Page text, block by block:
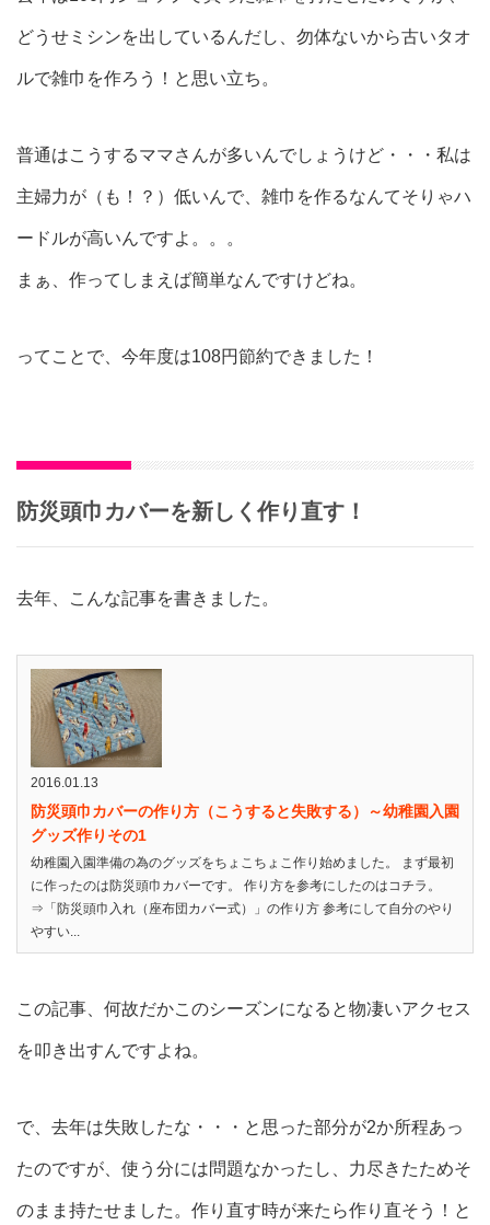
どうせミシンを出しているんだし、勿体ないから古いタオ
ルで雑巾を作ろう！と思い立ち。
普通はこうするママさんが多いんでしょうけど・・・私は
主婦力が（も！？）低いんで、雑巾を作るなんてそりゃハ
ードルが高いんですよ。。。
まぁ、作ってしまえば簡単なんですけどね。
ってことで、今年度は108円節約できました！
防災頭巾カバーを新しく作り直す！
去年、こんな記事を書きました。
2016.01.13
防災頭巾カバーの作り方（こうすると失敗する）～幼稚園入園
グッズ作りその1
幼稚園入園準備の為のグッズをちょこちょこ作り始めました。 まず最初
に作ったのは防災頭巾カバーです。 作り方を参考にしたのはコチラ。
⇒「防災頭巾入れ（座布団カバー式）」の作り方 参考にして自分のやり
やすい...
この記事、何故だかこのシーズンになると物凄いアクセス
を叩き出すんですよね。
で、去年は失敗したな・・・と思った部分が2か所程あっ
たのですが、使う分には問題なかったし、力尽きたためそ
のまま持たせました。作り直す時が来たら作り直そう！と